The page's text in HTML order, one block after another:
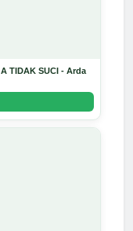
TIDAK SUCI - Arda